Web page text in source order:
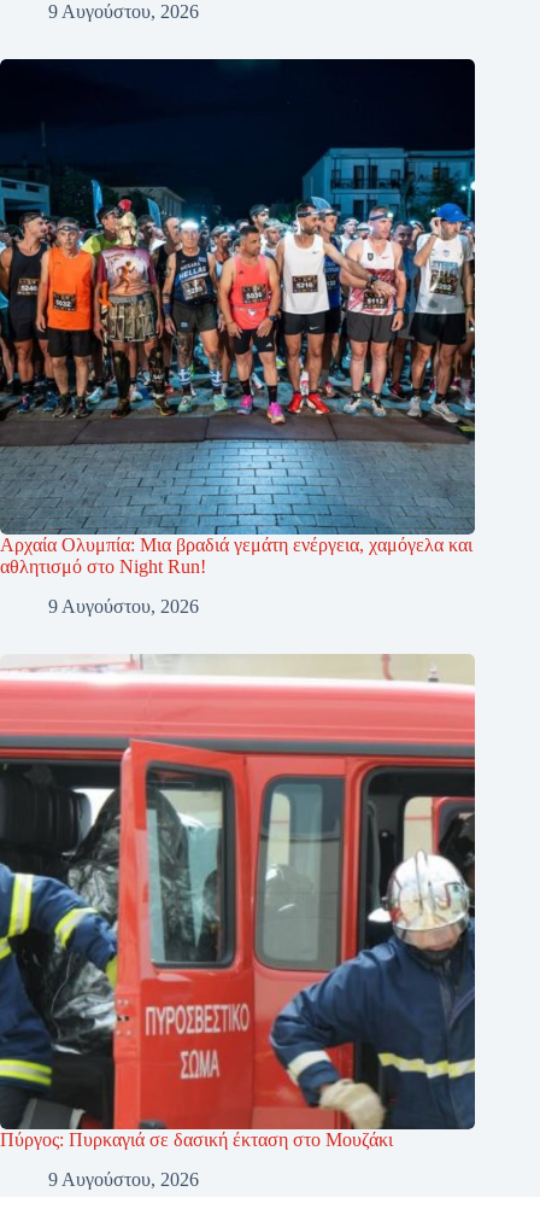
9 Αυγούστου, 2026
Αρχαία Ολυμπία: Μια βραδιά γεμάτη ενέργεια, χαμόγελα και
αθλητισμό στο Night Run!
9 Αυγούστου, 2026
Πύργος: Πυρκαγιά σε δασική έκταση στο Μουζάκι
9 Αυγούστου, 2026